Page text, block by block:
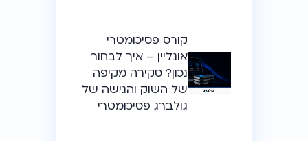
קורס פסיכומטרי
אונליין – איך לבחור
נכון? סקירה מקיפה
של השוק והגישה של
גולברג פסיכומטרי